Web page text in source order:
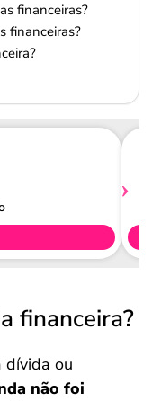
financeiras?
financeiras?
financeira?
dívida ou
não foi